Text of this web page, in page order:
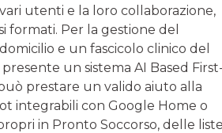
utenti e la loro collaborazione,
formati. Per la gestione del
e un fascicolo clinico del
un sistema AI Based First-
prestare un valido aiuto alla
integrabili con Google Home o
in Pronto Soccorso, delle liste